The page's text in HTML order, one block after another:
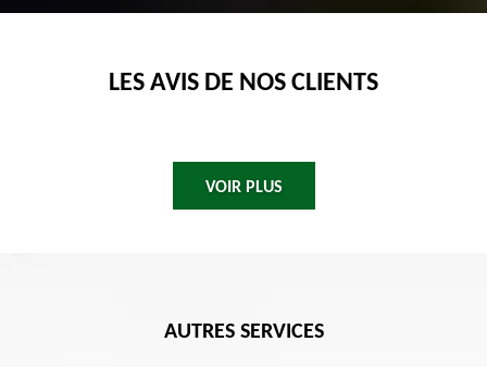
LES AVIS DE NOS CLIENTS
VOIR PLUS
AUTRES SERVICES